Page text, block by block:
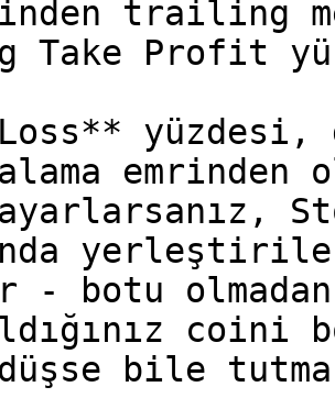
trailing
Take Profit
emrinden
- botu
coini
bile